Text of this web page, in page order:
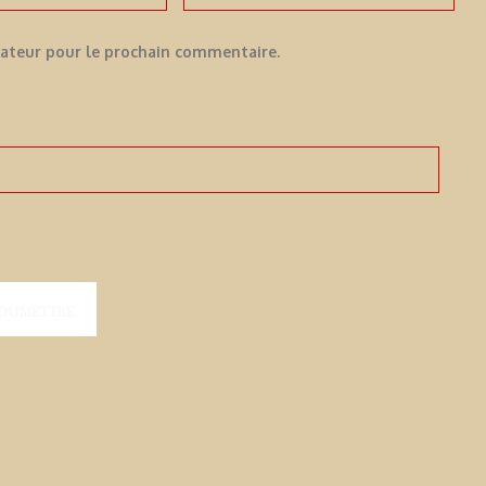
pour le prochain commentaire.